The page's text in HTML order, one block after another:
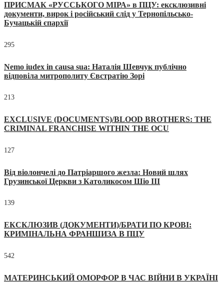
ПРИСМАК «РУССЬКОГО МІРА» в ПЦУ: ексклюзивні
документи, вирок і російський слід у Тернопільсько-
Бучацькій єпархії
295
Nemo iudex in causa sua: Наталія Шевчук публічно
відповіла митрополиту Євстратію Зорі
213
EXCLUSIVE (DOCUMENTS)/BLOOD BROTHERS: THE
CRIMINAL FRANCHISE WITHIN THE OCU
127
Від віолончелі до Патріаршого жезла: Новий шлях
Грузинської Церкви з Католикосом Шіо III
139
ЕКСКЛЮЗИВ (ДОКУМЕНТИ)/БРАТИ ПО КРОВІ:
КРИМІНАЛЬНА ФРАНШИЗА В ПЦУ
542
МАТЕРИНСЬКИЙ ОМОРФОР В ЧАС ВІЙНИ В УКРАЇНІ